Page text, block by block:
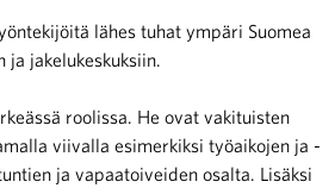
lähes tuhat ympäri Suomea
ja jakelukeskuksiin.
roolissa. He ovat vakituisten
viivalla esimerkiksi työaikojen ja -
ja vapaatoiveiden osalta. Lisäksi